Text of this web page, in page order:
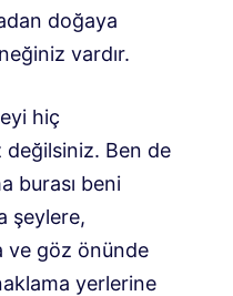
doğaya
vardır.
hiç
değilsiniz. Ben de
burası beni
şeylere,
ve göz önünde
yerlerine